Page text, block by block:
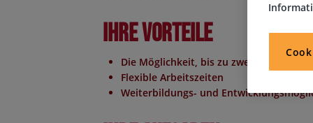
Ihre Vorteile
Die Möglichkeit, bis zu zwei Tage pro
Flexible Arbeitszeiten
Weiterbildungs- und